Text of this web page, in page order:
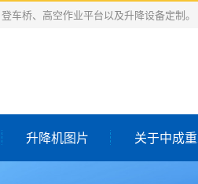
车桥、高空作业平台以及升降设备定制。
升降机图片 关于中成